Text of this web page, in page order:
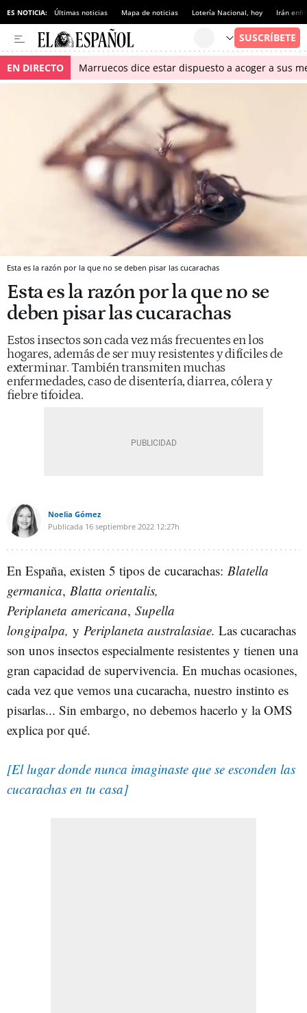
ES NOTICIA: Últimas noticias Mapa de noticias Lotería Nacional, hoy Irán
EN DIRECTO Marruecos dice estar dispuesto a acoger a sus
Esta es la razón por la que no se deben pisar las cucarachas
Esta es la razón por la que no se
deben pisar las cucarachas
Estos insectos son cada vez más frecuentes en los
hogares, además de ser muy resistentes y difíciles de
exterminar. También transmiten muchas
enfermedades, caso de disentería, diarrea, cólera y
fiebre tifoidea.
Noelia Gómez
Publicada 16 septiembre 2022 12:27h
En España, existen 5 tipos de cucarachas: Blatella
germanica, Blatta orientalis,
Periplaneta americana, Supella
longipalpa, y Periplaneta australasiae. Las cucarachas
son unos insectos especialmente resistentes y tienen una
gran capacidad de supervivencia. En muchas ocasiones,
cada vez que vemos una cucaracha, nuestro instinto es
pisarlas... Sin embargo, no debemos hacerlo y la OMS
explica por qué.
[El lugar donde nunca imaginaste que se esconden las
cucarachas en tu casa]